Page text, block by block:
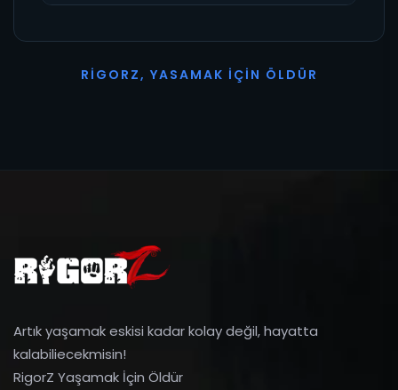
R I G O R Z, YASAMAK İ ÇI N Ö L D Ü R
Artık yaşamak eskisi kadar kolay değil, hayatta
kalabiliecekmisin!
RigorZ Yaşamak İçin Öldür